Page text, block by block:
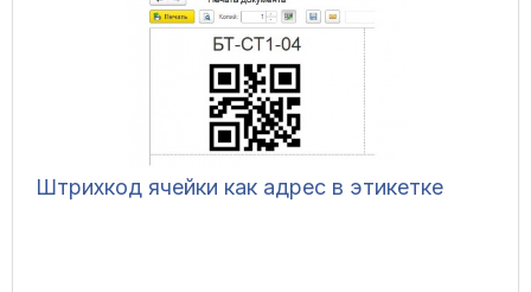
Штрихкод ячейки как адрес в этикетке